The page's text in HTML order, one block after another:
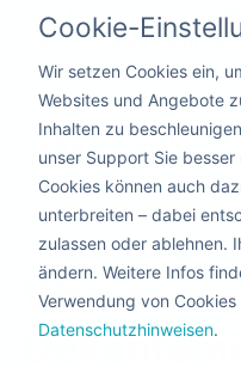
Da hier niemand die
die Corona
Produkten nebenbei
Kita & Schule
Warum
Cookie-
Wir setzen Cookies ein,
Websites und Angebote
Inhalten zu
unser Support Sie
Cookies können auch
unterbreiten – dabei
zulassen oder ablehnen.
ändern. Weitere Infos
Verwendung von
Datenschutzhinweisen.